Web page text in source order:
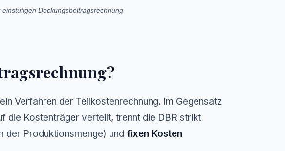
Deckungsbeitragsrechnung
Verfahren der Teilkostenrechnung. Im Gegensatz
die Kostenträger verteilt, trennt die DBR strikt
der Produktionsmenge) und fixen Kosten